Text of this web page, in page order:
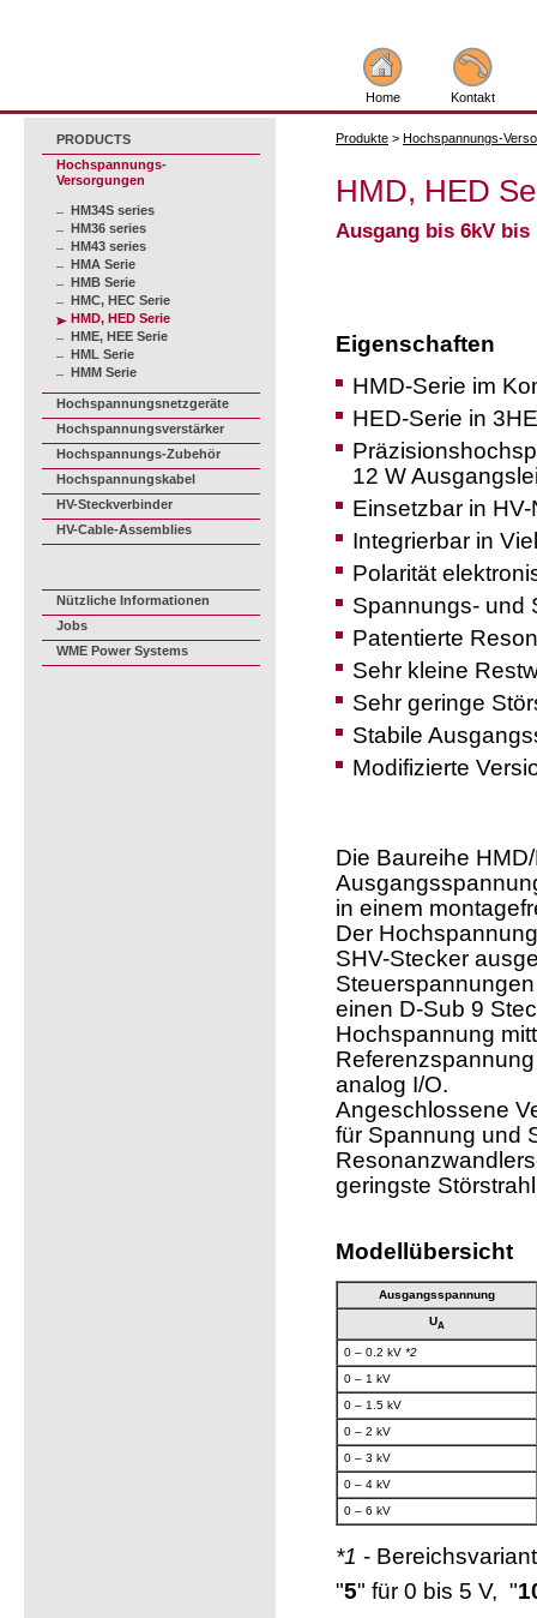
Home Kontakt
PRODUCTS
Hochspannungs-
Versorgungen
HM34S series
HM36 series
HM43 series
HMA Serie
HMB Serie
HMC, HEC Serie
HMD, HED Serie
HME, HEE Serie
HML Serie
HMM Serie
Hochspannungsnetzgeräte
Hochspannungsverstärker
Hochspannungs-Zubehör
Hochspannungskabel
HV-Steckverbinder
HV-Cable-Assemblies
Nützliche Informationen
Jobs
WME Power Systems
Produkte > Hochspannungs-
HMD, HED
Ausgang bis 6kV bis
Eigenschaften
HMD-Serie im
HED-Serie in
12 W
Einsetzbar in
Integrierbar in
Polarität
Spannungs- und
Patentierte
Sehr kleine
Sehr geringe
Stabile
Modifizierte
Die Baureihe
in einem
Der
SHV-Stecker
einen D-Sub 9
Hochspannung
analog I/O.
Angeschlossene
für Spannung und
geringste
Modellübersicht
Ausgangsspannung
UA
0 – 0.2 kV *2
0 – 1 kV
0 – 1.5 kV
0 – 2 kV
0 – 3 kV
0 – 4 kV
0 – 6 kV
*1 -
"5" für 0 bis 5 V, "